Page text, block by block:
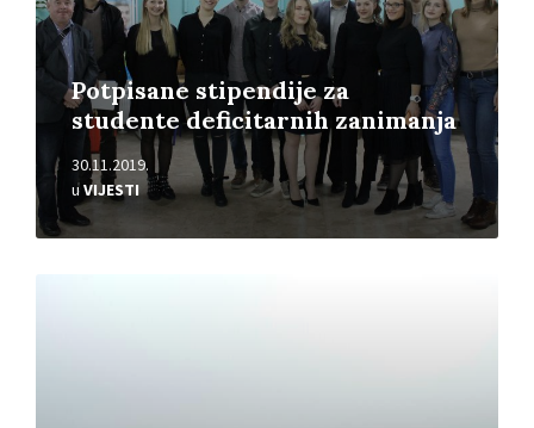
Potpisane stipendije za
studente deficitarnih zanimanja
30.11.2019.
uVIJESTI